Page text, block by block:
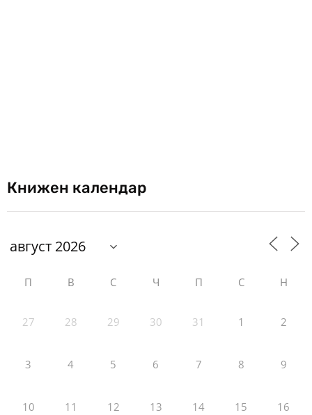
Книжен календар
П В С Ч П С Н
27 28 29 30 31 1 2
3 4 5 6 7 8 9
10 11 12 13 14 15 16